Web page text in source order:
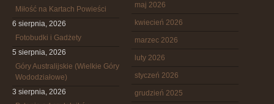
Miłość na Kartach Powieści
6 sierpnia, 2026
Fotobudki i Gadżety
5 sierpnia, 2026
Góry Australijskie (Wielkie Góry
Wododziałowe)
3 sierpnia, 2026
maj 2026
kwiecień 2026
marzec 2026
luty 2026
styczeń 2026
grudzień 2025